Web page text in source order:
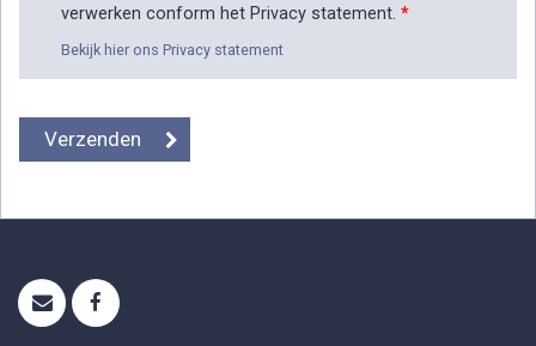
verwerken conform het Privacy statement. *
Bekijk hier ons Privacy statement